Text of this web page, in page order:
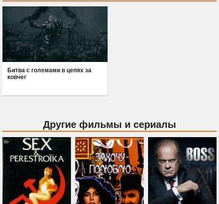
Битва с големами в цепях за
ковчег
Другие фильмы и сериалы